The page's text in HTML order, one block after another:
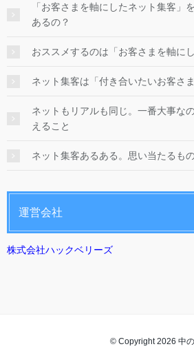
「お客さまを軸にしたネット集客」
あるの？
おススメするのは「お客さまを軸に
ネット集客は「付き合いたいお客さ
ネットもリアルも同じ。一番大事な
えること
ネット集客あるある。思い当たるも
運営会社
株式会社ハックベリーズ
© Copyright 2026 中